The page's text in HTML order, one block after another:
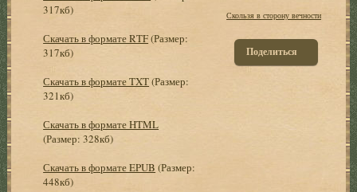
317кб)
Скачать в формате RTF(Размер:
317кб)
Скачать в формате TXT(Размер:
321кб)
Скачать в формате HTML
(Размер: 328кб)
Скачать в формате EPUB (Размер:
448кб)
Скользя в сторону вечности
Поделиться